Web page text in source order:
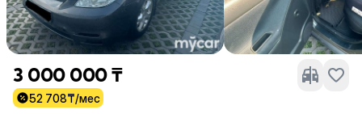
3 000 000 ₸
52 708₸/мес